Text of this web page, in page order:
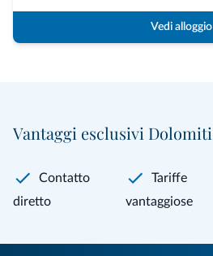
Vedi alloggio
Vantaggi esclusivi
Contatto
diretto
Tariffe
vantaggiose